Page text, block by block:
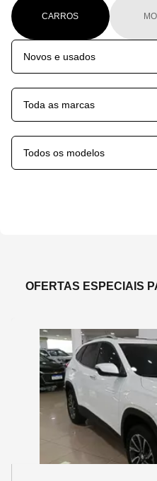
CARROS
OFERTAS ESPECIAIS